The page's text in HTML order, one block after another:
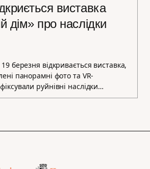
виставка
дім» про наслідки
березня відкривається виставка,
панорамні фото та VR-
руйнівні наслідки…